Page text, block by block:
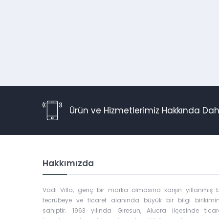
Ürün ve Hizmetlerimiz Hakkında
Hakkımızda
Vadi Villa, genç bir marka olmasına karşın yıllanmış
tecrübeye ve ticaret alanında büyük bir bilgi
sahiptir. 1963 yılında Giresun, Alucra ilçesinde